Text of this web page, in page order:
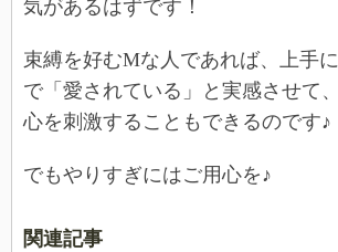
気があるはずです！
束縛を好むMな人であれば、上手
で「愛されている」と実感させて
心を刺激することもできるのです♪
でもやりすぎにはご用心を♪
関連記事